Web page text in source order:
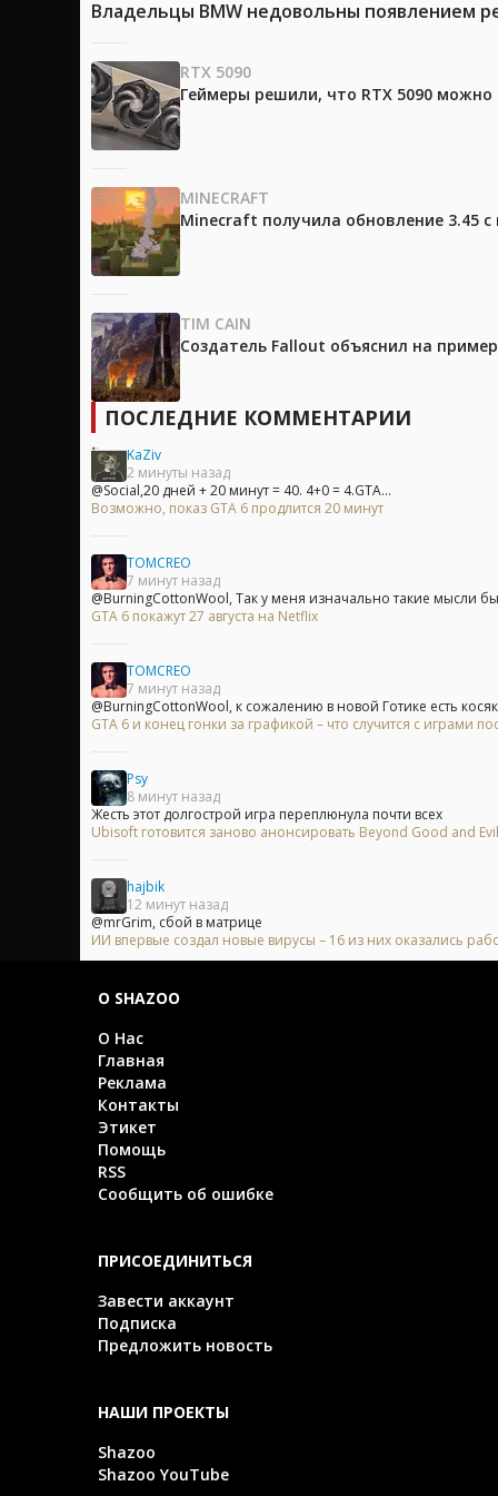
Владельцы BMW недовольны появлением
RTX 5090
Геймеры решили, что RTX 5090
MINECRAFT
Minecraft получила обновление 3.45
TIM CAIN
Создатель Fallout объяснил на
ПОСЛЕДНИЕ КОММЕНТАРИИ
KaZiv
2 минуты назад
@Social,20 дней + 20 минут = 40. 4+0 = 4.GTA...
Возможно, показ GTA 6 продлится 20 минут
TOMCREO
7 минут назад
@BurningCottonWool, Так у меня изначально такие мысли
GTA 6 покажут 27 августа на Netflix
TOMCREO
7 минут назад
@BurningCottonWool, к сожалению в новой Готике есть
GTA 6 и конец гонки за графикой – что случится с играми
Psy
8 минут назад
Жесть этот долгострой игра переплюнула почти всех
Ubisoft готовится заново анонсировать Beyond Good and
hajbik
12 минут назад
@mrGrim, сбой в матрице
ИИ впервые создал новые вирусы – 16 из них оказались
О SHAZOO
О Нас
Главная
Реклама
Контакты
Этикет
Помощь
RSS
Сообщить об ошибке
ПРИСОЕДИНИТЬСЯ
Завести аккаунт
Подписка
Предложить новость
НАШИ ПРОЕКТЫ
Shazoo
Shazoo YouTube